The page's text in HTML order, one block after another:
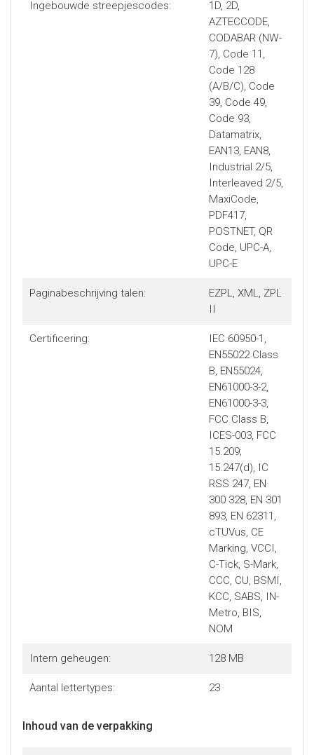
Ingebouwde streepjescodes:
1D, 2D,
AZTECCODE,
CODABAR (NW-
7), Code 11,
Code 128
(A/B/C), Code
39, Code 49,
Code 93,
Datamatrix,
EAN13, EAN8,
Industrial 2/5,
Interleaved 2/5,
MaxiCode,
PDF417,
POSTNET, QR
Code, UPC-A,
UPC-E
Paginabeschrijving talen:
EZPL, XML, ZPL
II
Certificering:
IEC 60950-1,
EN55022 Class
B, EN55024,
EN61000-3-2,
EN61000-3-3,
FCC Class B,
ICES-003, FCC
15.209;
15.247(d), IC
RSS 247, EN
300 328, EN 301
893, EN 62311,
cTUVus, CE
Marking, VCCI,
C-Tick, S-Mark,
CCC, CU, BSMI,
KCC, SABS, IN-
Metro, BIS,
NOM
Intern geheugen: 128 MB
Aantal lettertypes: 23
Inhoud van de verpakking